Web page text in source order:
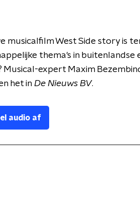
musicalfilm West Side story is
thema's in buitenlandse
Musical-expert Maxim
het in De Nieuws BV.
audio af